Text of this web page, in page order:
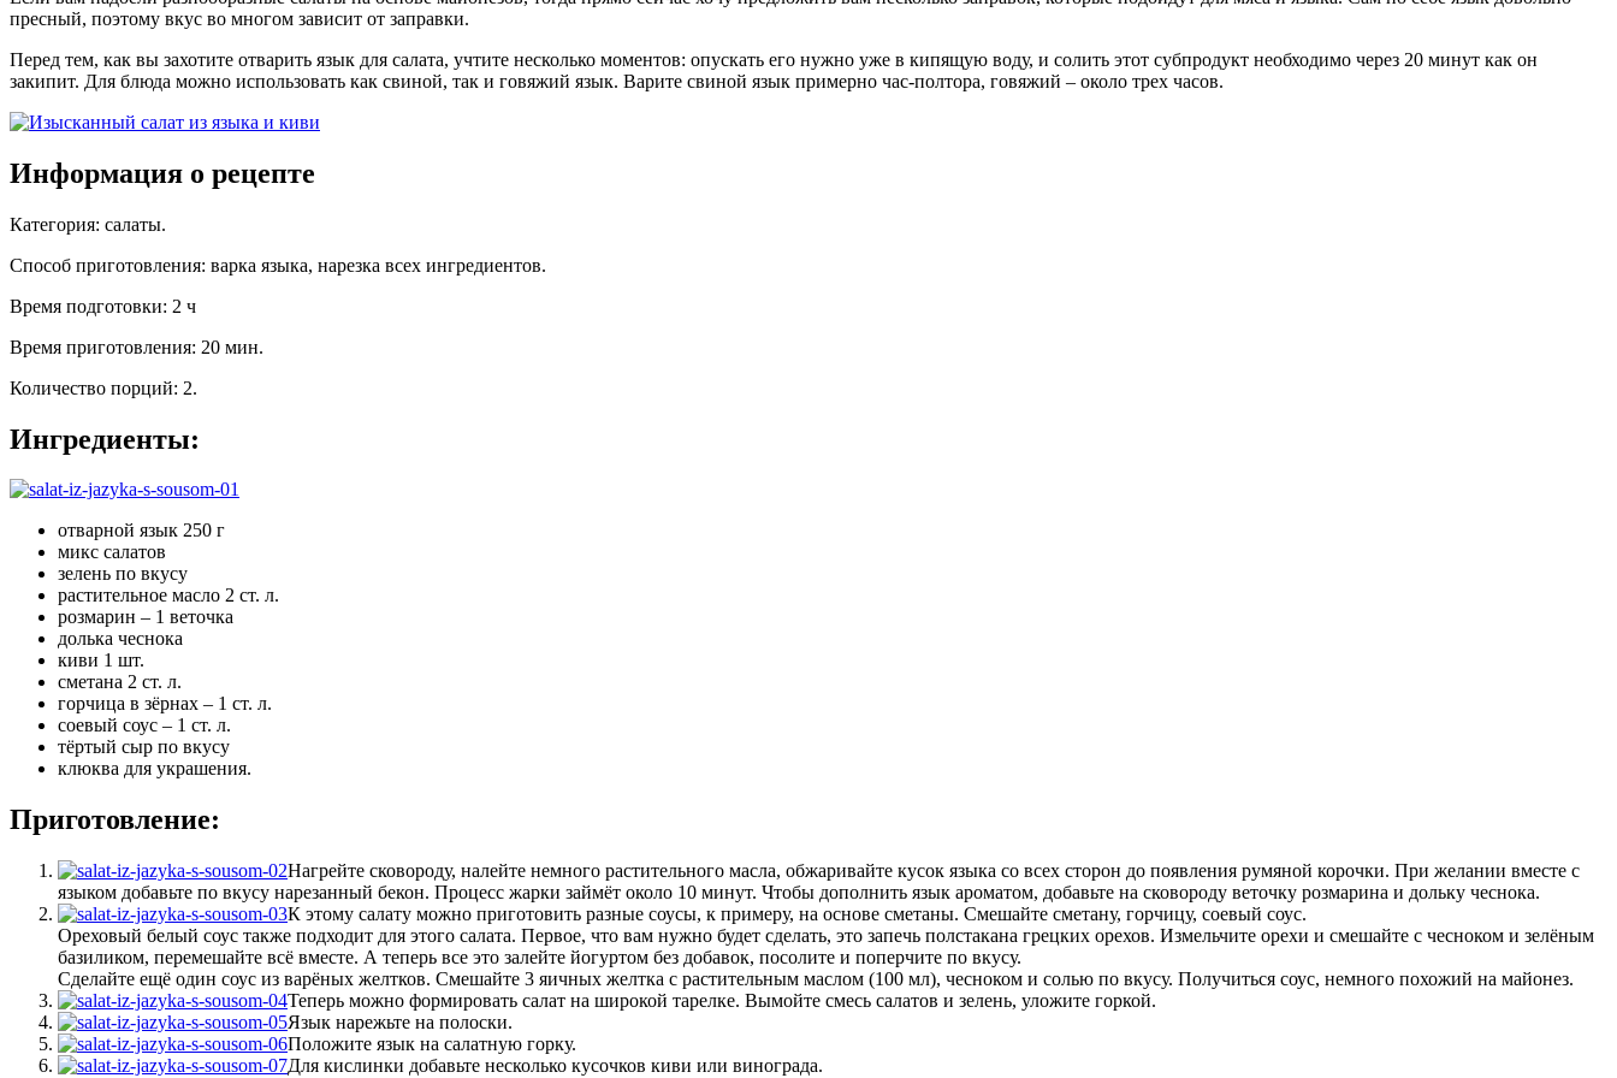
пресный, поэтому вкус во многом зависит от заправки.
Перед тем, как вы захотите отварить язык для салата, учтите несколько моментов: опускать его нужно уже в кипящую воду, и солить этот субпродукт необходимо через 20 минут как он
закипит. Для блюда можно использовать как свиной, так и говяжий язык. Варите свиной язык примерно час-полтора, говяжий – около трех часов.
Информация о рецепте
Категория: салаты.
Способ приготовления: варка языка, нарезка всех ингредиентов.
Время подготовки: 2 ч
Время приготовления: 20 мин.
Количество порций: 2.
Ингредиенты:
отварной язык 250 г
микс салатов
зелень по вкусу
растительное масло 2 ст. л.
розмарин – 1 веточка
долька чеснока
киви 1 шт.
сметана 2 ст. л.
горчица в зёрнах – 1 ст. л.
соевый соус – 1 ст. л.
тёртый сыр по вкусу
клюква для украшения.
Приготовление:
Нагрейте сковороду, налейте немного растительного масла, обжаривайте кусок языка со всех сторон до появления румяной корочки. При желании вместе с
языком добавьте по вкусу нарезанный бекон. Процесс жарки займёт около 10 минут. Чтобы дополнить язык ароматом, добавьте на сковороду веточку розмарина и дольку чеснока.
К этому салату можно приготовить разные соусы, к примеру, на основе сметаны. Смешайте сметану, горчицу, соевый соус.
Ореховый белый соус также подходит для этого салата. Первое, что вам нужно будет сделать, это запечь полстакана грецких орехов. Измельчите орехи и смешайте с чесноком и зелёным
базиликом, перемешайте всё вместе. А теперь все это залейте йогуртом без добавок, посолите и поперчите по вкусу.
Сделайте ещё один соус из варёных желтков. Смешайте 3 яичных желтка с растительным маслом (100 мл), чесноком и солью по вкусу. Получиться соус, немного похожий на майонез.
Теперь можно формировать салат на широкой тарелке. Вымойте смесь салатов и зелень, уложите горкой.
Язык нарежьте на полоски.
Положите язык на салатную горку.
Для кислинки добавьте несколько кусочков киви или винограда.